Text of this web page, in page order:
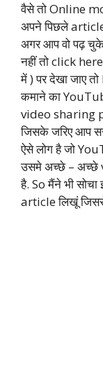
वैसे तो Online
अपने पिछले
अगर आप वो पढ़
नहीं तो click
में ) पर देखा जाए
कमाने का
video sharing
जिसके जरिए आप
ऐसे लोग है जो
उसमे अच्छे – अच्छे
है. So मैंने भी
article लिखूं